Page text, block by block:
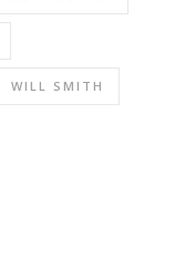
WILL SMITH